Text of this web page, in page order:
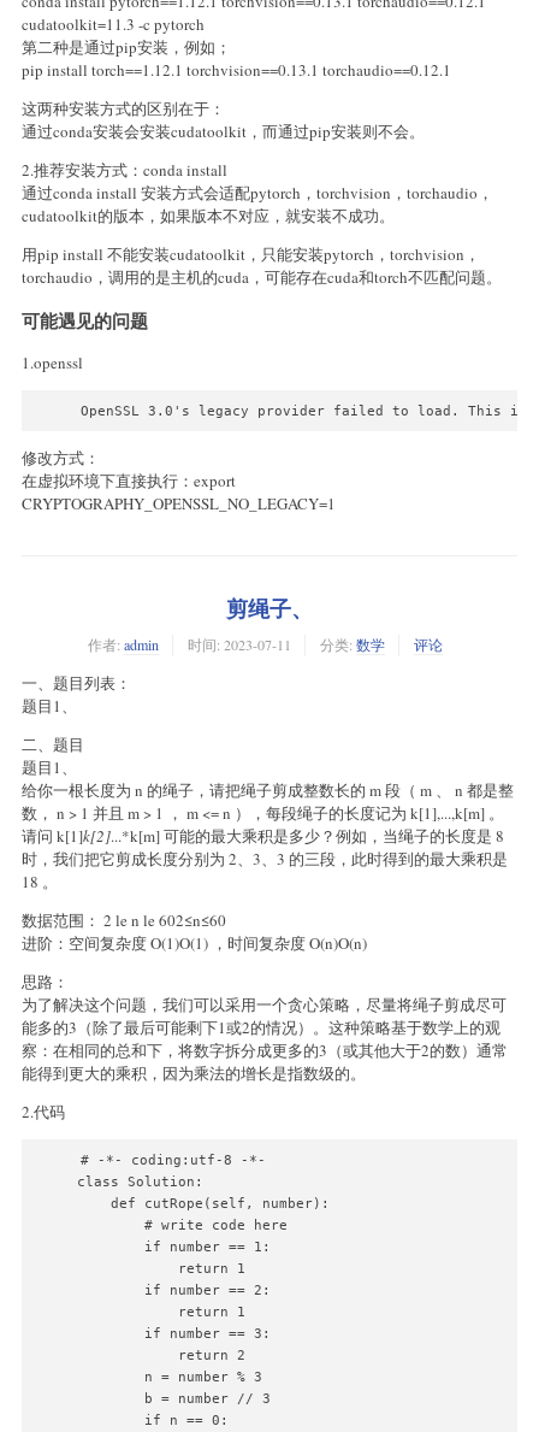
cudatoolkit=11.3 -c pytorch
第二种是通过pip安装，例如；
pip install torch==1.12.1 torchvision==0.13.1 torchaudio==0.12.1
这两种安装方式的区别在于：
通过conda安装会安装cudatoolkit，而通过pip安装则不会。
2.推荐安装方式：conda install
通过conda install 安装方式会适配pytorch，torchvision，torchaudio，
cudatoolkit的版本，如果版本不对应，就安装不成功。
用pip install 不能安装cudatoolkit，只能安装pytorch，torchvision，
torchaudio，调用的是主机的cuda，可能存在cuda和torch不匹配问题。
可能遇见的问题
1.openssl
OpenSSL 3.0's legacy provider failed to load. This is a
修改方式：
在虚拟环境下直接执行：export
CRYPTOGRAPHY_OPENSSL_NO_LEGACY=1
剪绳子、
作者: admin 时间: 2023-07-11 分类: 数学 评论
一、题目列表：
题目1、
二、题目
题目1、
给你一根长度为 n 的绳子，请把绳子剪成整数长的 m 段（ m 、 n 都是整
数， n > 1 并且 m > 1 ， m <= n ），每段绳子的长度记为 k[1],...,k[m] 。
请问 k[1]k[2]...*k[m] 可能的最大乘积是多少？例如，当绳子的长度是 8
时，我们把它剪成长度分别为 2、3、3 的三段，此时得到的最大乘积是
18 。
数据范围： 2 le n le 602≤n≤60
进阶：空间复杂度 O(1)O(1) ，时间复杂度 O(n)O(n)
思路：
为了解决这个问题，我们可以采用一个贪心策略，尽量将绳子剪成尽可
能多的3（除了最后可能剩下1或2的情况）。这种策略基于数学上的观
察：在相同的总和下，将数字拆分成更多的3（或其他大于2的数）通常
能得到更大的乘积，因为乘法的增长是指数级的。
2.代码
# -*- coding:utf-8 -*-
class Solution:
    def cutRope(self, number):
        # write code here
        if number == 1:
            return 1
        if number == 2:
            return 1
        if number == 3:
            return 2
        n = number % 3
        b = number // 3
        if n == 0: